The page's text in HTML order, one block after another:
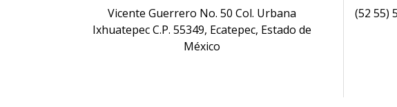
Vicente Guerrero No. 50 Col. Urbana
Ixhuatepec C.P. 55349, Ecatepec, Estado de
México
(52 55)